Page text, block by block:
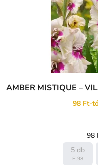
AMBER MISTIQUE –
98 Ft-
98
5 db
Ft98